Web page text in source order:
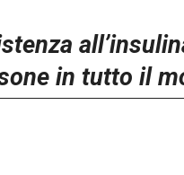
in tutto il